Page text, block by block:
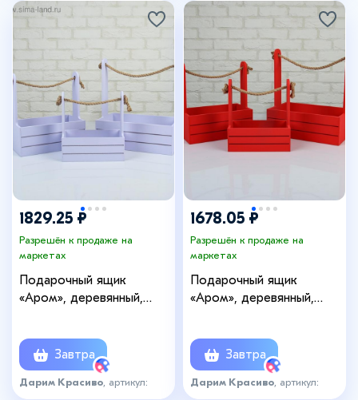
1829.25 ₽
Разрешён к продаже на
маркетах
Подарочный ящик
«Аром», деревянный,
Завтра
Дарим Красиво , артикул:
4636235
1678.05 ₽
Разрешён к продаже на
маркетах
Подарочный ящик
«Аром», деревянный,
Завтра
Дарим Красиво , артикул:
4636236